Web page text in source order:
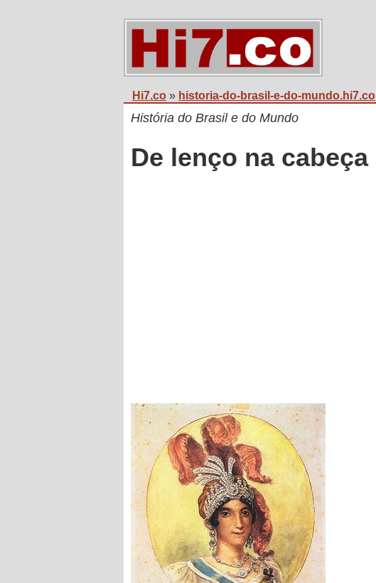
Hi7.co » historia-do-brasil-e-do-mundo.hi7.co
História do Brasil e do Mundo
De lenço na cabeça